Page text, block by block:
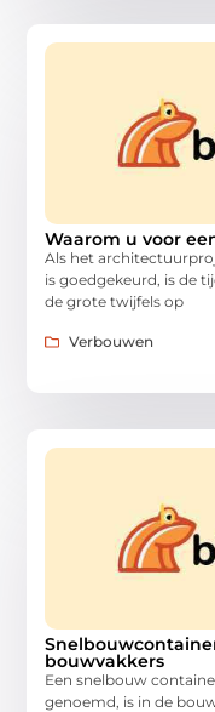
Waarom u voor
Als het
is goedgekeurd, is de
de grote twijfels op
Verbouwen
bouwvakkers
Een snelbouw
genoemd, is in de